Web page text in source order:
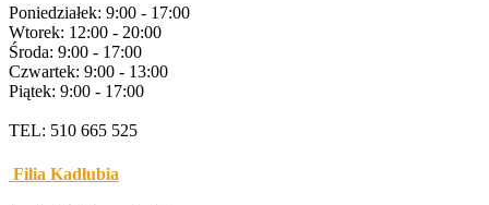
Poniedziałek: 9:00 - 17:00
Wtorek: 12:00 - 20:00
Środa: 9:00 - 17:00
Czwartek: 9:00 - 13:00
Piątek: 9:00 - 17:00
TEL: 510 665 525
Filia Kadłubia